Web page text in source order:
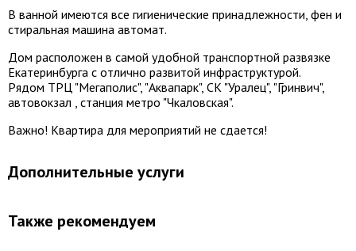
В ванной имеются все гигиенические принадлежности, фен и
стиральная машина автомат.
Дом расположен в самой удобной транспортной развязке
Екатеринбурга с отлично развитой инфраструктурой.
Рядом ТРЦ "Мегаполис", "Аквапарк", СК "Уралец", "Гринвич",
автовокзал , станция метро "Чкаловская".
Важно! Квартира для мероприятий не сдается!
Дополнительные услуги
Также рекомендуем